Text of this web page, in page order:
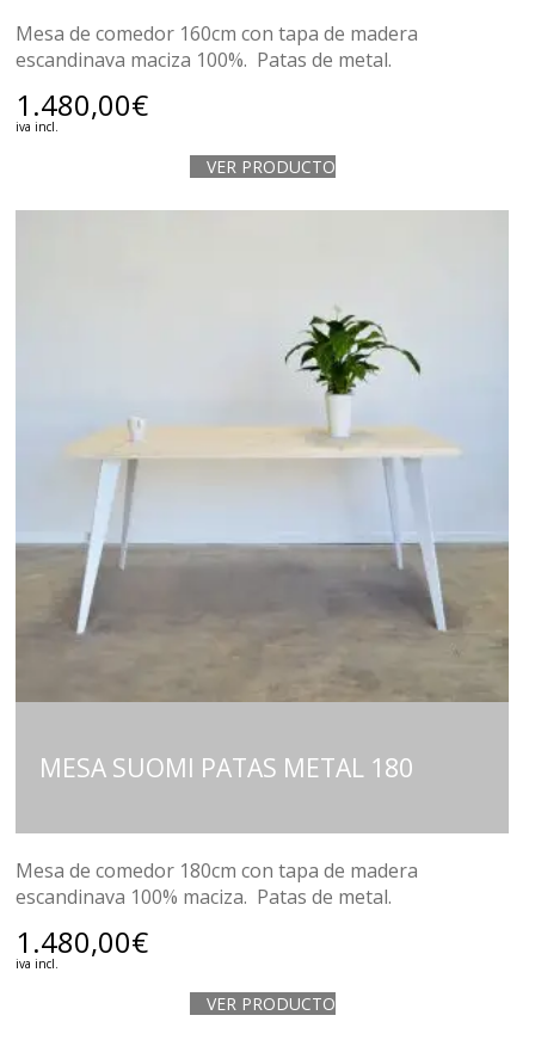
Mesa de comedor 160cm con tapa de madera
escandinava maciza 100%. Patas de metal.
1.480,00€
iva incl.
VER PRODUCTO
MESA SUOMI PATAS METAL 180
Mesa de comedor 180cm con tapa de madera
escandinava 100% maciza. Patas de metal.
1.480,00€
iva incl.
VER PRODUCTO